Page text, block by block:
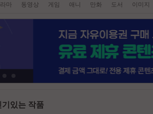
마 동영상 게임 애니 만화 도서 이미지
기있는 작품